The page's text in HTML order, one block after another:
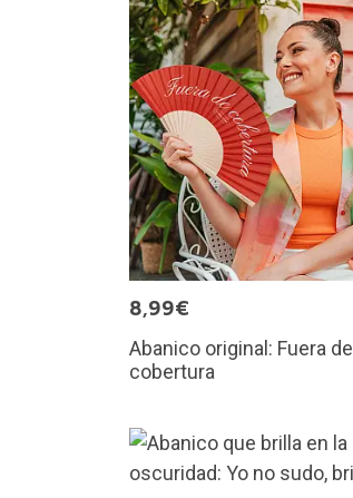
8,99€
Abanico original: Fuera de
cobertura